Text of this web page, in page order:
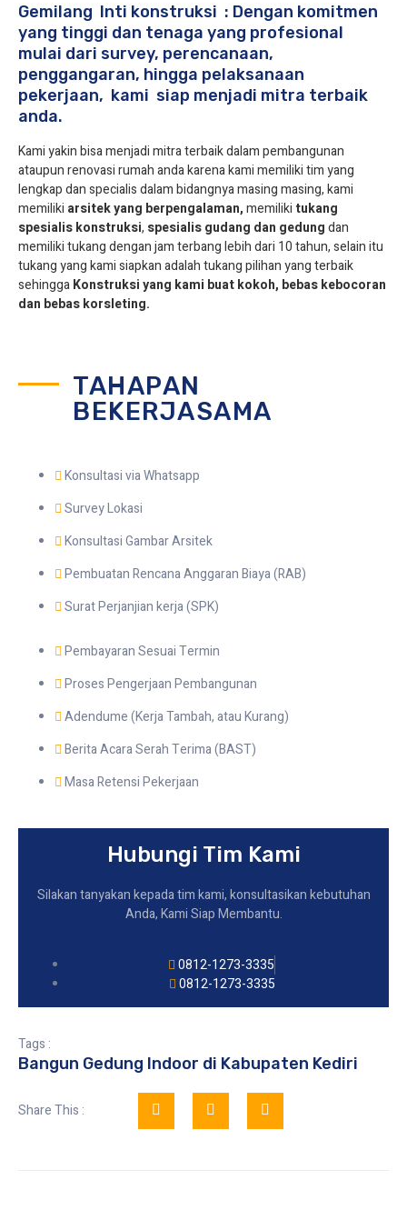
Gemilang Inti konstruksi : Dengan komitmen
yang tinggi dan tenaga yang profesional
mulai dari survey, perencanaan,
penggangaran, hingga pelaksanaan
pekerjaan, kami siap menjadi mitra terbaik
anda.
Kami yakin bisa menjadi mitra terbaik dalam pembangunan
ataupun renovasi rumah anda karena kami memiliki tim yang
lengkap dan specialis dalam bidangnya masing masing, kami
memiliki arsitek yang berpengalaman,memiliki tukang
spesialiskonstruksi, spesialis gudang dan gedungdan
memiliki tukang dengan jam terbang lebih dari 10 tahun, selain itu
tukang yang kami siapkan adalah tukang pilihan yang terbaik
sehinggaKonstruksi yang kami buat kokoh, bebas kebocoran
dan bebas korsleting.
TAHAPAN
BEKERJASAMA
Konsultasi via Whatsapp
Survey Lokasi
Konsultasi Gambar Arsitek
Pembuatan Rencana Anggaran Biaya (RAB)
Surat Perjanjian kerja (SPK)
Pembayaran Sesuai Termin
Proses Pengerjaan Pembangunan
Adendume (Kerja Tambah, atau Kurang)
Berita Acara Serah Terima (BAST)
Masa Retensi Pekerjaan
Hubungi Tim Kami
Silakan tanyakan kepada tim kami, konsultasikan kebutuhan
Anda, Kami Siap Membantu.
0812-1273-3335
0812-1273-3335
Tags :
Bangun Gedung Indoor di Kabupaten Kediri
Share This :